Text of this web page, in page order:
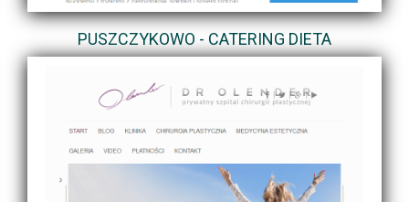
PUSZCZYKOWO - CATERING DIETA